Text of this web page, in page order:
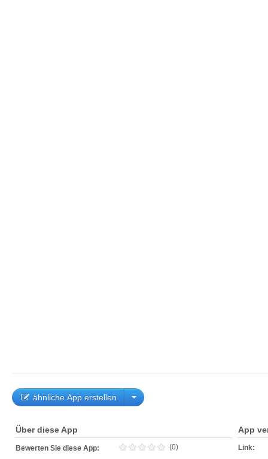
ähnliche App erstellen
Über diese App
Bewerten Sie diese App: (0)
App
Link: